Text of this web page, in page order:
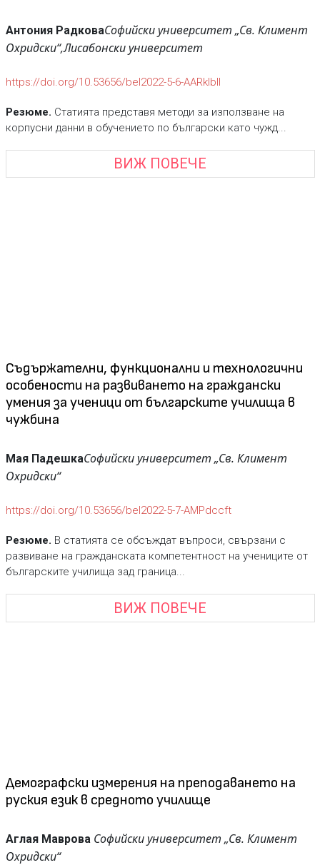
Антония РадковаСофийски университет „Св. Климент
Охридски“,Лисабонски университет
https://doi.org/10.53656/bel2022-5-6-AARklbll
Резюме. Статията представя методи за използване на
корпусни данни в обучението по български като чужд...
ВИЖ ПОВЕЧЕ
Съдържателни, функционални и технологични
особености на развиването на граждански
умения за ученици от българските училища в
чужбина
Мая ПадешкаСофийски университет „Св. Климент
Охридски“
https://doi.org/10.53656/bel2022-5-7-AMPdccft
Резюме. В статията се обсъждат въпроси, свързани с
развиване на гражданската компетентност на учениците от
българските училища зад граница...
ВИЖ ПОВЕЧЕ
Демографски измерения на преподаването на
руския език в средното училище
Аглая Маврова Софийски университет „Св. Климент
Охридски“